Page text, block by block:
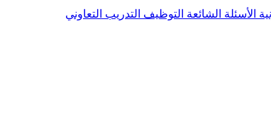
الأسئلة الشائعة التوظيف التدريب التعاوني